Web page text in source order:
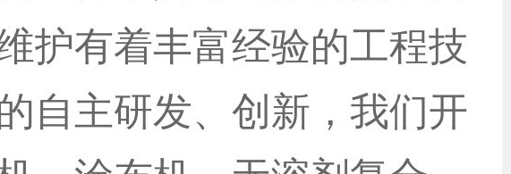
护有着丰富经验的工程技
自主研发、创新，我们开